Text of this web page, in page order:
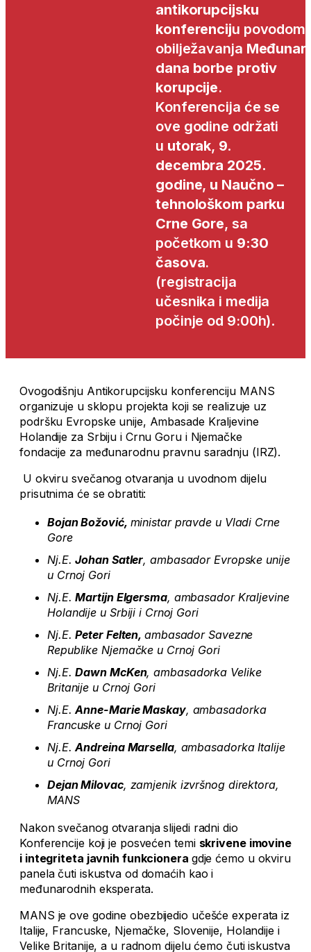
antikorupcijsku
konferenciju povodom
obilježavanja
dana borbe protiv
korupcije.
Konferencija će se
ove godine održati
u utorak, 9.
decembra 2025.
godine, u Naučno –
tehnološkom parku
Crne Gore, sa
početkom u 9:30
časova.
(registracija
učesnika i medija
počinje od 9:00h).
Ovogodišnju Antikorupcijsku konferenciju MANS
organizuje u sklopu projekta koji se realizuje uz
podršku Evropske unije, Ambasade Kraljevine
Holandije za Srbiju i Crnu Goru i Njemačke
fondacije za međunarodnu pravnu saradnju (IRZ).
U okviru svečanog otvaranja u uvodnom dijelu
prisutnima će se obratiti:
Bojan Božović, ministar pravde u Vladi Crne
Gore
Nj.E.Johan Satler, ambasador Evropske unije
u Crnoj Gori
Nj.E.Martijn Elgersma, ambasador Kraljevine
Holandije u Srbiji i Crnoj Gori
Nj.E.Peter Felten,ambasador Savezne
Republike Njemačke u Crnoj Gori
Nj.E.Dawn McKen, ambasadorka Velike
Britanije u Crnoj Gori
Nj.E.Anne-Marie Maskay, ambasadorka
Francuske u Crnoj Gori
Nj.E.Andreina Marsella, ambasadorka Italije
u Crnoj Gori
Dejan Milovac, zamjenik izvršnog direktora,
MANS
Nakon svečanog otvaranja slijedi radni dio
Konferencije koji je posvećen temi skrivene imovine
i integriteta javnih funkcionera gdje ćemo u okviru
panela čuti iskustva od domaćih kao i
međunarodnih eksperata.
MANS je ove godine obezbijedio učešće experata iz
Italije, Francuske, Njemačke, Slovenije, Holandije i
Velike Britanije, a u radnom dijelu ćemo čuti iskustva